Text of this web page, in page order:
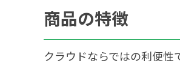
商品の特徴
クラウドならではの利便性